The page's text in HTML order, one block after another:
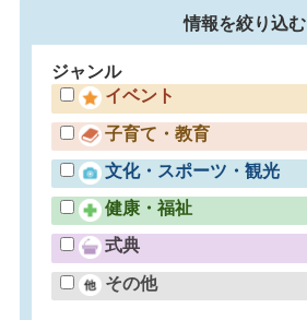
情報を絞り込む
ジャンル
イベント
子育て・教育
文化・スポーツ・観光
健康・福祉
式典
その他